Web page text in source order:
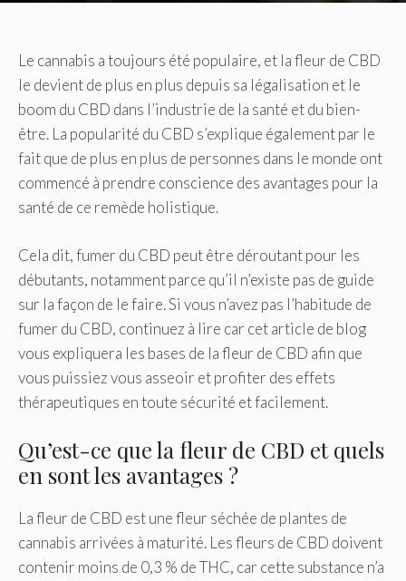
Le cannabis a toujours été populaire, et la fleur de CBD
le devient de plus en plus depuis sa légalisation et le
boom du CBD dans l’industrie de la santé et du bien-
être. La popularité du CBD s’explique également par le
fait que de plus en plus de personnes dans le monde ont
commencé à prendre conscience des avantages pour la
santé de ce remède holistique.
Cela dit, fumer du CBD peut être déroutant pour les
débutants, notamment parce qu’il n’existe pas de guide
sur la façon de le faire. Si vous n’avez pas l’habitude de
fumer du CBD, continuez à lire car cet article de blog
vous expliquera les bases de la fleur de CBD afin que
vous puissiez vous asseoir et profiter des effets
thérapeutiques en toute sécurité et facilement.
Qu’est-ce que la fleur de CBD et quels
en sont les avantages ?
La fleur de CBD est une fleur séchée de plantes de
cannabis arrivées à maturité. Les fleurs de CBD doivent
contenir moins de 0,3 % de THC, car cette substance n’a